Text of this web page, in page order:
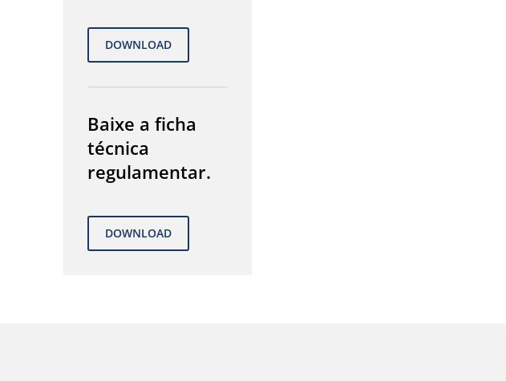
Baixe a ficha
técnica
regulamentar.